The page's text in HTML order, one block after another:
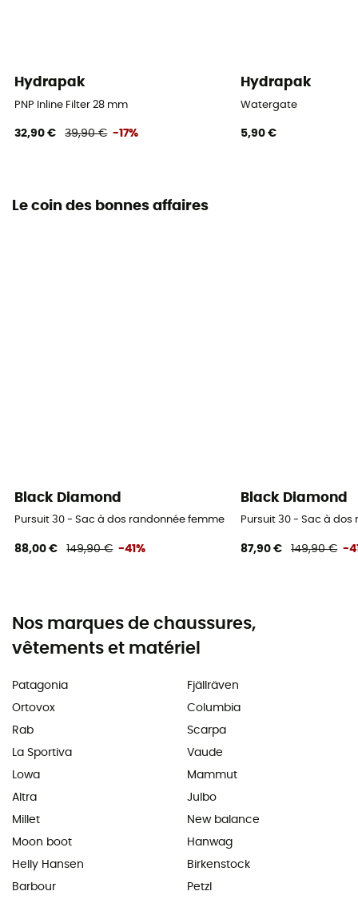
Hydrapak
PNP Inline Filter 28 mm
32,90 € 39,90 € -17%
Hydrapak
Watergate
5,90 €
Le coin des bonnes affaires
Black Diamond
Pursuit 30 - Sac à dos randonnée femme
88,00 € 149,90 € -41%
Black Diamond
Pursuit 30 - Sac à
87,90 € 149,90 € -
Nos marques de chaussures,
vêtements et matériel
Patagonia
Ortovox
Rab
La Sportiva
Lowa
Altra
Millet
Moon boot
Helly Hansen
Barbour
Fjällräven
Columbia
Scarpa
Vaude
Mammut
Julbo
New balance
Hanwag
Birkenstock
Petzl